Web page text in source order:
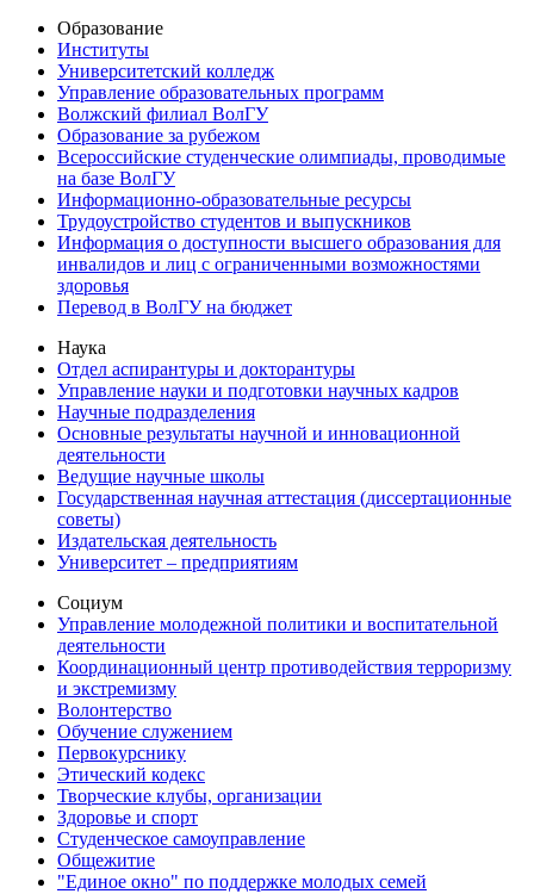
Образование
Институты
Университетский колледж
Управление образовательных программ
Волжский филиал ВолГУ
Образование за рубежом
Всероссийские студенческие олимпиады, проводимые
на базе ВолГУ
Информационно-образовательные ресурсы
Трудоустройство студентов и выпускников
Информация о доступности высшего образования для
инвалидов и лиц с ограниченными возможностями
здоровья
Перевод в ВолГУ на бюджет
Наука
Отдел аспирантуры и докторантуры
Управление науки и подготовки научных кадров
Научные подразделения
Основные результаты научной и инновационной
деятельности
Ведущие научные школы
Государственная научная аттестация (диссертационные
советы)
Издательская деятельность
Университет – предприятиям
Социум
Управление молодежной политики и воспитательной
деятельности
Координационный центр противодействия терроризму
и экстремизму
Волонтерство
Обучение служением
Первокурснику
Этический кодекс
Творческие клубы, организации
Здоровье и спорт
Студенческое самоуправление
Общежитие
"Единое окно" по поддержке молодых семей